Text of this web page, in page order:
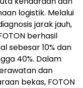
logistik. Melalui
jarak jauh,
berhasil
sebesar 10% dan
40%. Dalam
dan
bekas, FOTON